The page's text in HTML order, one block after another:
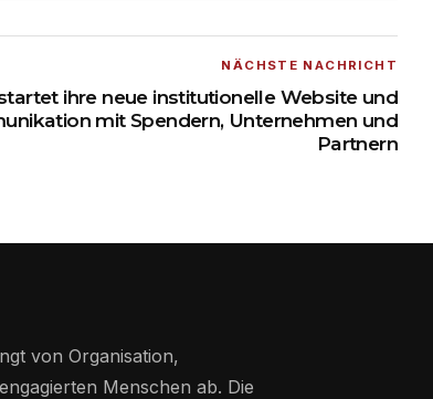
NÄCHSTE NACHRICHT
ihre neue institutionelle Website und
mit Spendern, Unternehmen und
Partnern
von Organisation,
Menschen ab. Die